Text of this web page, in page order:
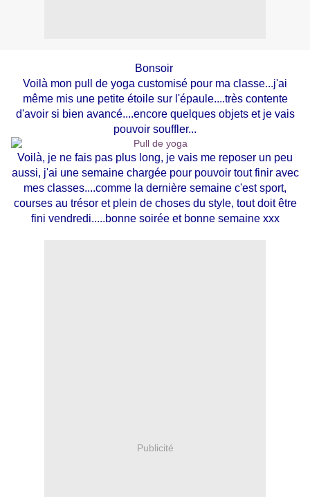
Bonsoir
Voilà mon pull de yoga customisé pour ma classe...j'ai
même mis une petite étoile sur l'épaule....très contente
d'avoir si bien avancé....encore quelques objets et je vais
pouvoir souffler...
Voilà, je ne fais pas plus long, je vais me reposer un peu
aussi, j'ai une semaine chargée pour pouvoir tout finir avec
mes classes....comme la dernière semaine c'est sport,
courses au trésor et plein de choses du style, tout doit être
fini vendredi.....bonne soirée et bonne semaine xxx
Publicité